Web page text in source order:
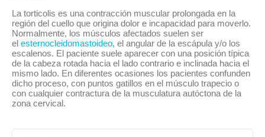
La torticolis es una contracción muscular prolongada en la
región del cuello que origina dolor e incapacidad para moverlo.
Normalmente, los músculos afectados suelen ser
el esternocleidomastoideo, el angular de la escápula y/o los
escalenos. El paciente suele aparecer con una posición típica
de la cabeza rotada hacia el lado contrario e inclinada hacia el
mismo lado. En diferentes ocasiones los pacientes confunden
dicho proceso, con puntos gatillos en el músculo trapecio o
con cualquier contractura de la musculatura autóctona de la
zona cervical.